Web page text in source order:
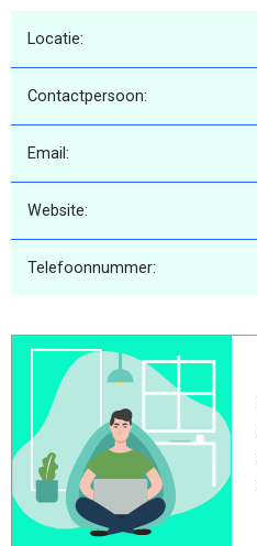
Locatie:
Contactpersoon:
Email:
Website:
Telefoonnummer: